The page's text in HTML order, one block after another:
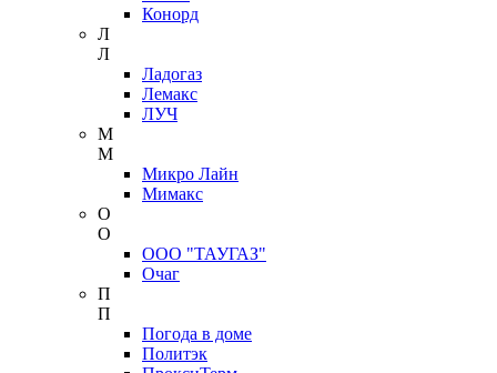
Конорд
Л
Л
Ладогаз
Лемакс
ЛУЧ
М
М
Микро Лайн
Мимакс
О
О
ООО "ТАУГАЗ"
Очаг
П
П
Погода в доме
Политэк